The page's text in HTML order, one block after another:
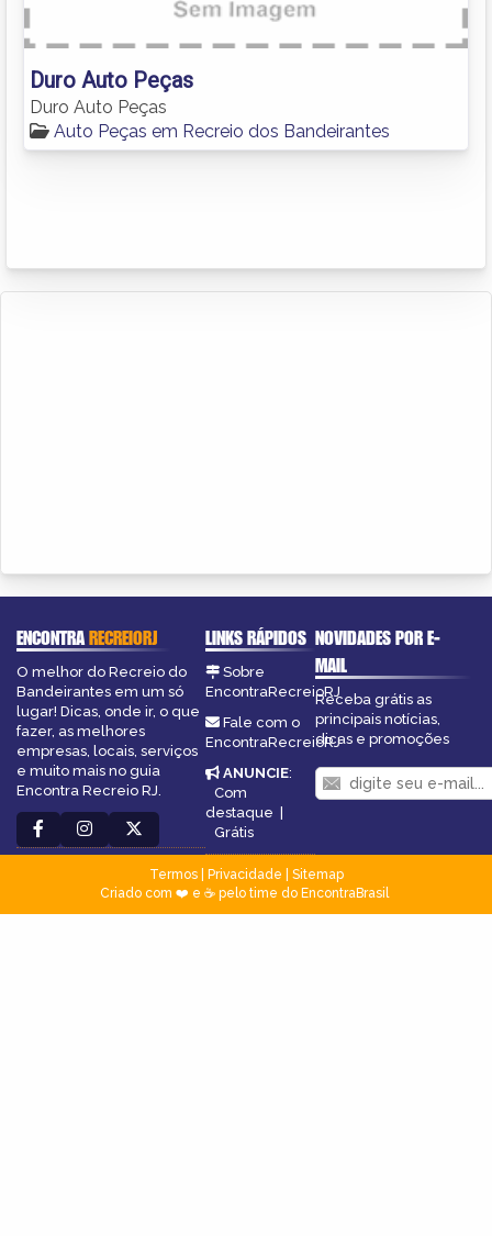
Duro Auto Peças
Duro Auto Peças
Auto Peças em Recreio dos Bandeirantes
ENCONTRARECREIORJ
O melhor do Recreio do
Bandeirantes em um só
lugar! Dicas, onde ir, o que
fazer, as melhores
empresas, locais, serviços
e muito mais no guia
Encontra Recreio RJ.
LINKS RÁPIDOS
Sobre
EncontraRecreioRJ
Fale com o
EncontraRecreioRJ
ANUNCIE:
Com
destaque |
Grátis
NOVIDADES POR E-
MAIL
Receba grátis as
principais notícias,
dicas e promoções
Termos| Privacidade
Sitemap
Criado com ❤️ e ☕ pelo time do EncontraBrasil